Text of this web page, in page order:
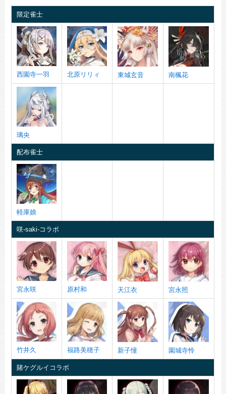
限定雀士
西園寺一羽 北原リリィ 東城玄音 南楓花
璃央
配布雀士
軽庫娘
咲-saki-コラボ
宮永咲 原村和 天江衣 宮永照
竹井久 福路美穂子 新子憧 園城寺怜
賭ケグルイコラボ